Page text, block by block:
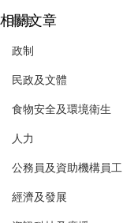
環境
政制
民政及文體
食物安全及環境衛生
人力
公務員及資助機構員工
經濟及發展
相關文章